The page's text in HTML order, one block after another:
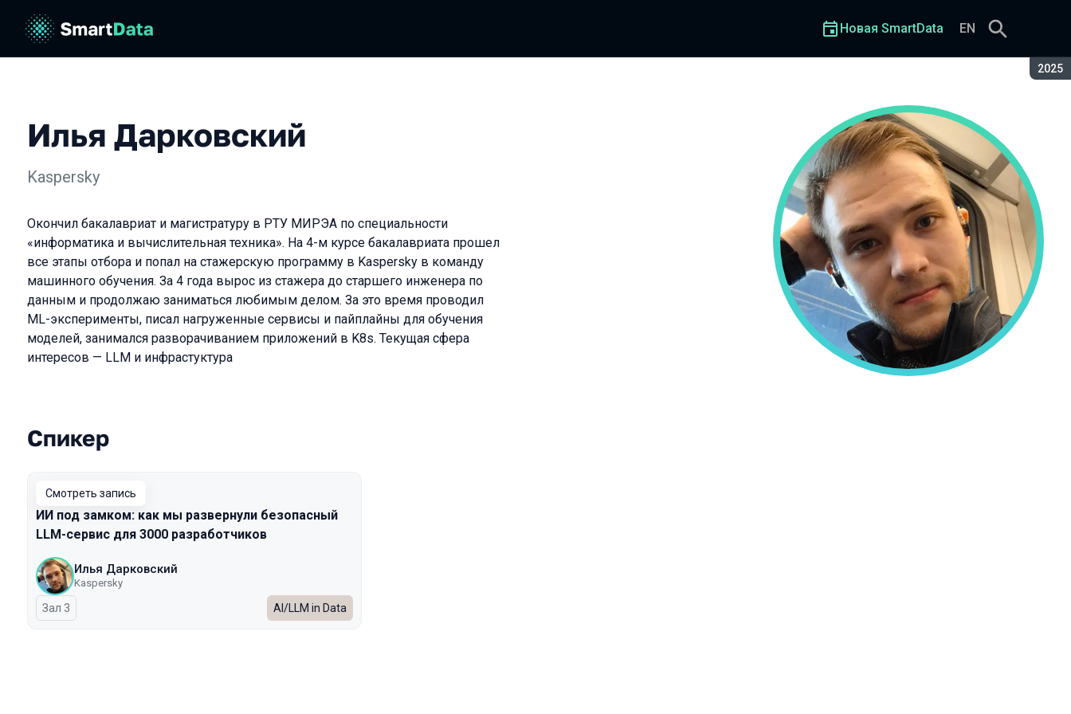
2025
Новая SmartData EN
Илья Дарковский
Kaspersky
Окончил бакалавриат и магистратуру в РТУ МИРЭА по специальности
«информатика и вычислительная техника». На 4-м курсе бакалавриата прошел
все этапы отбора и попал на стажерскую программу в Kaspersky в команду
машинного обучения. За 4 года вырос из стажера до старшего инженера по
данным и продолжаю заниматься любимым делом. За это время проводил
ML-эксперименты, писал нагруженные сервисы и пайплайны для обучения
моделей, занимался разворачиванием приложений в K8s. Текущая сфера
интересов — LLM и инфрастуктура
Выступления в сезоне 2025
Спикер
Смотреть запись
ИИ под замком: как мы развернули безопасный
LLM-сервис для 3000 разработчиков
Илья Дарковский
Kaspersky
Зал 3 AI/LLM in Data